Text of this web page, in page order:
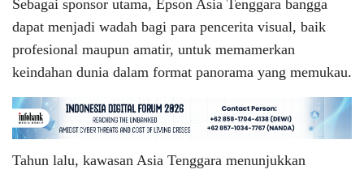
Sebagai sponsor utama, Epson Asia Tenggara bangga
dapat menjadi wadah bagi para pencerita visual, baik
profesional maupun amatir, untuk memamerkan
keindahan dunia dalam format panorama yang memukau.
Tahun lalu, kawasan Asia Tenggara menunjukkan